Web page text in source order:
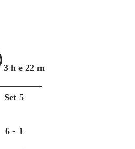
3 h e 22 m
Set 5
6 - 1